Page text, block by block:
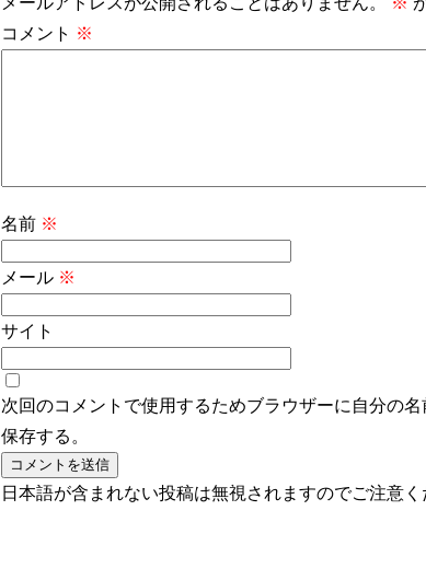
コメント ※
名前 ※
メール ※
サイト
次回のコメントで使用するためブラウザーに自分の
保存する。
日本語が含まれない投稿は無視されますのでご注意く